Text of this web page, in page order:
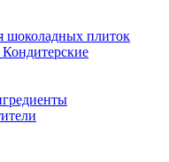
шоколадных плиток
Кондитерские